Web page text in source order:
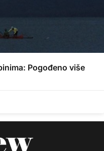
Pogođeno više